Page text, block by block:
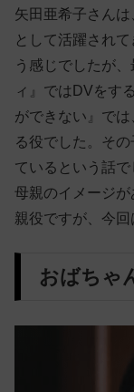
矢田亜希子さん
として活躍され
う感じでしたが
ィ』ではDVをす
ができない』で
る役でした。そ
ているという話
母親のイメージ
親役ですが、今回
おばちゃ